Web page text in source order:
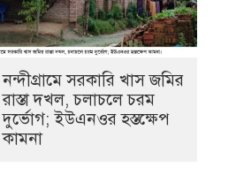
নন্দীগ্রামে সরকারি খাস জমির
রাস্তা দখল, চলাচলে চরম
দুর্ভোগ; ইউএনওর হস্তক্ষেপ
কামনা